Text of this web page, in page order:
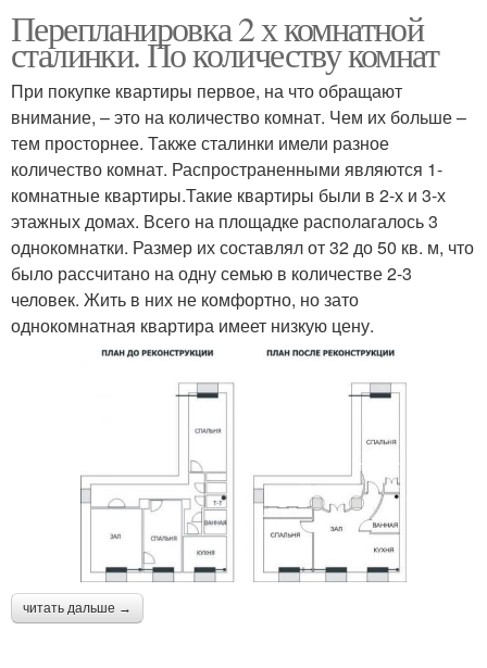
Перепланировка 2 х комнатной
сталинки. По количеству комнат
При покупке квартиры первое, на что обращают
внимание, – это на количество комнат. Чем их больше –
тем просторнее. Также сталинки имели разное
количество комнат. Распространенными являются 1-
комнатные квартиры.Такие квартиры были в 2-х и 3-х
этажных домах. Всего на площадке располагалось 3
однокомнатки. Размер их составлял от 32 до 50 кв. м, что
было рассчитано на одну семью в количестве 2-3
человек. Жить в них не комфортно, но зато
однокомнатная квартира имеет низкую цену.
читать дальше →